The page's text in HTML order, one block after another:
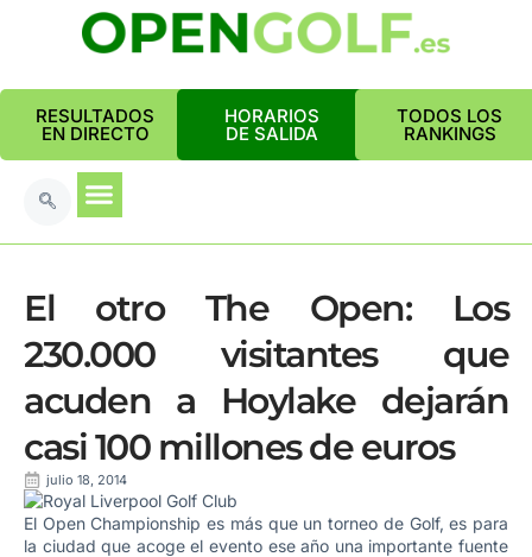
RESULTADOS
EN DIRECTO
HORARIOS
DE SALIDA
TODOS LOS
RANKINGS
El otro The Open: Los
230.000 visitantes que
acuden a Hoylake dejarán
casi 100 millones de euros
julio 18, 2014
El Open Championship es más que un torneo de Golf, es para
la ciudad que acoge el evento ese año una importante fuente